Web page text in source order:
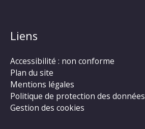
Liens
Accessibilité : non conforme
Plan du site
Mentions légales
Politique de protection des données
Gestion des cookies